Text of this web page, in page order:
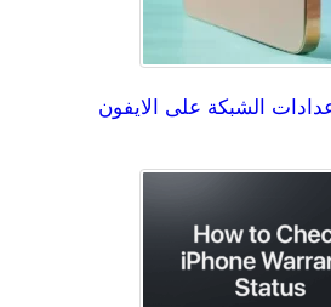
الشبكة على الايفون